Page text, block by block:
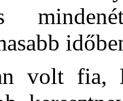
volt fia,